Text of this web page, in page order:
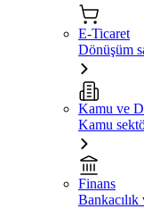
E-Ticaret
Dönüşüm
Kamu ve
Kamu
Finans